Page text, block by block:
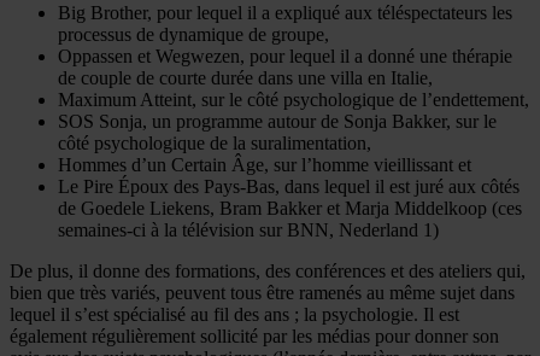
Big Brother, pour lequel il a expliqué aux téléspectateurs les
processus de dynamique de groupe,
Oppassen et Wegwezen, pour lequel il a donné une thérapie
de couple de courte durée dans une villa en Italie,
Maximum Atteint, sur le côté psychologique de l’endettement,
SOS Sonja, un programme autour de Sonja Bakker, sur le
côté psychologique de la suralimentation,
Hommes d’un Certain Âge, sur l’homme vieillissant et
Le Pire Époux des Pays-Bas, dans lequel il est juré aux côtés
de Goedele Liekens, Bram Bakker et Marja Middelkoop (ces
semaines-ci à la télévision sur BNN, Nederland 1)
De plus, il donne des formations, des conférences et des ateliers qui,
bien que très variés, peuvent tous être ramenés au même sujet dans
lequel il s’est spécialisé au fil des ans ; la psychologie. Il est
également régulièrement sollicité par les médias pour donner son